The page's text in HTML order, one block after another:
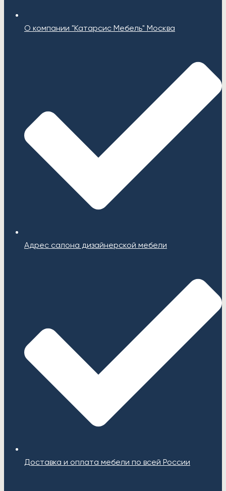
О компании "Катарсис Мебель" Москва
Адрес салона дизайнерской мебели
Доставка и оплата мебели по всей России